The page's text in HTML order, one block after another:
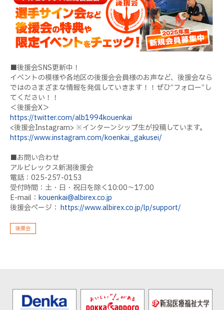
■後援会SNS更新中！
イベントの模様や各地区の後援会会員様のお声など、後援会なら
ではのさまざまな情報を発信していきます！！ぜひ“フォロー”し
てください！！
＜後援会X＞
https://twitter.com/alb1994kouenkai
<後援会Instagram> ※インターンシップ生が投稿しています。
https://www.instagram.com/koenkai_gakusei/
■お問い合わせ
アルビレックス新潟後援会
電話：025-257-0153
受付時間：土・日・祝日を除く10:00〜17:00
E-mail： kouenkai@albirex.co.jp
後援会ページ： https://www.albirex.co.jp/lp/support/
後援会